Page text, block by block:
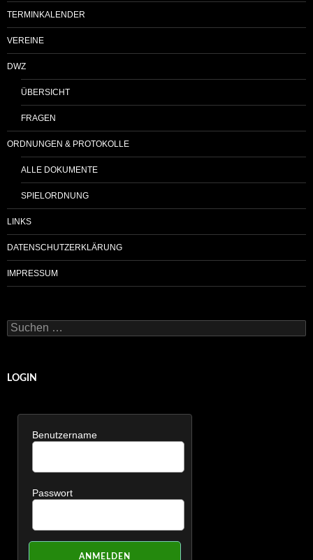
TERMINKALENDER
VEREINE
DWZ
ÜBERSICHT
FRAGEN
ORDNUNGEN & PROTOKOLLE
ALLE DOKUMENTE
SPIELORDNUNG
LINKS
DATENSCHUTZERKLÄRUNG
IMPRESSUM
Suchen
nach:
LOGIN
Benutzername
Passwort